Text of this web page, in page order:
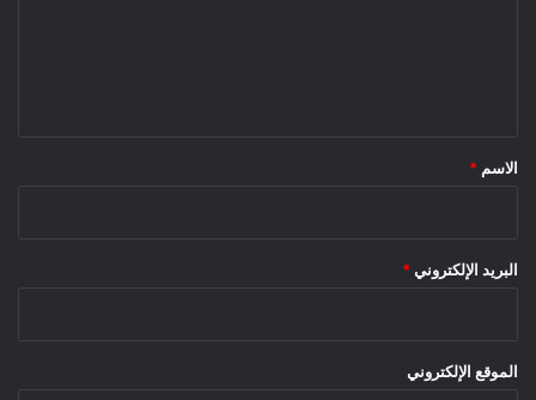
*
الاسم *
البريد الإلكتروني *
الموقع الإلكتروني